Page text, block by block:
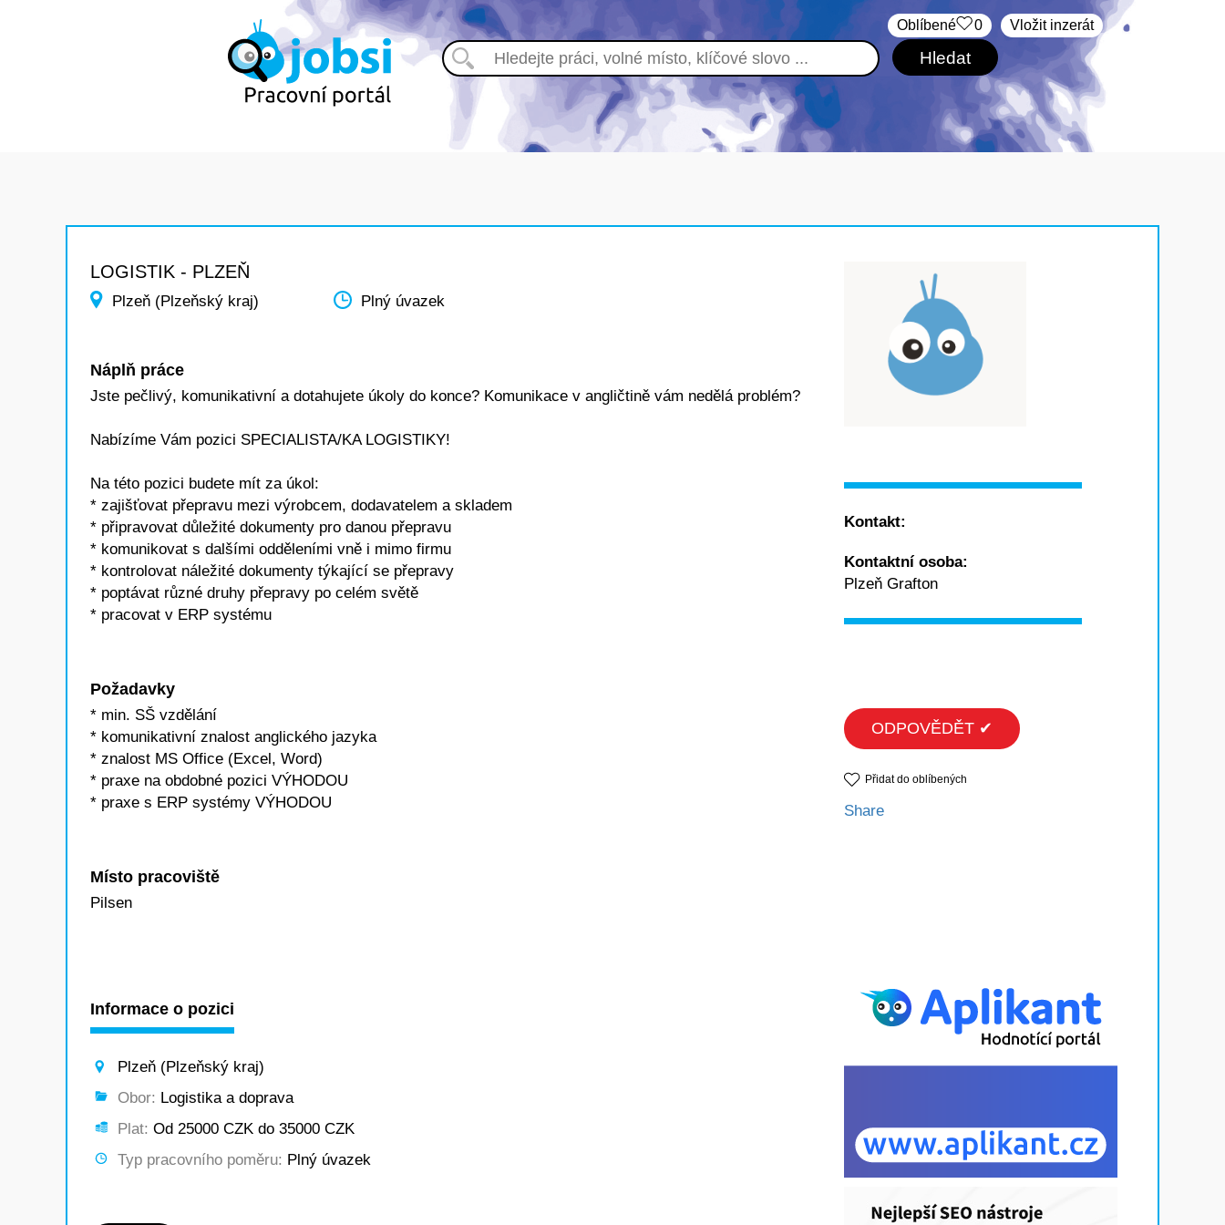
Vložit inzerát
Oblíbené 0
LOGISTIK - PLZEŇ
Plzeň (Plzeňský kraj) Plný úvazek
Náplň práce
Jste pečlivý, komunikativní a dotahujete úkoly do konce? Komunikace v angličtině vám nedělá problém?
Nabízíme Vám pozici SPECIALISTA/KA LOGISTIKY!
Na této pozici budete mít za úkol:
* zajišťovat přepravu mezi výrobcem, dodavatelem a skladem
* připravovat důležité dokumenty pro danou přepravu
* komunikovat s dalšími odděleními vně i mimo firmu
* kontrolovat náležité dokumenty týkající se přepravy
* poptávat různé druhy přepravy po celém světě
* pracovat v ERP systému
Požadavky
* min. SŠ vzdělání
* komunikativní znalost anglického jazyka
* znalost MS Office (Excel, Word)
* praxe na obdobné pozici VÝHODOU
* praxe s ERP systémy VÝHODOU
Místo pracoviště
Pilsen
Informace o pozici
Plzeň (Plzeňský kraj)
Obor: Logistika a doprava
Plat: Od 25000 CZK do 35000 CZK
Typ pracovního poměru: Plný úvazek
Kontakt:
Kontaktní osoba:
Plzeň Grafton
ODPOVĚDĚT ✔
Přidat do oblíbených
Share